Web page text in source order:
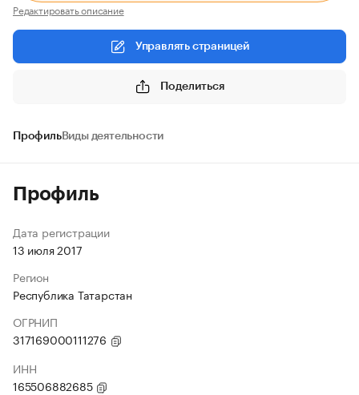
Редактировать описание
Управлять страницей
Поделиться
ПрофильВиды деятельности
Профиль
Дата регистрации
13 июля 2017
Регион
Республика Татарстан
ОГРНИП
317169000111276
ИНН
165506882685